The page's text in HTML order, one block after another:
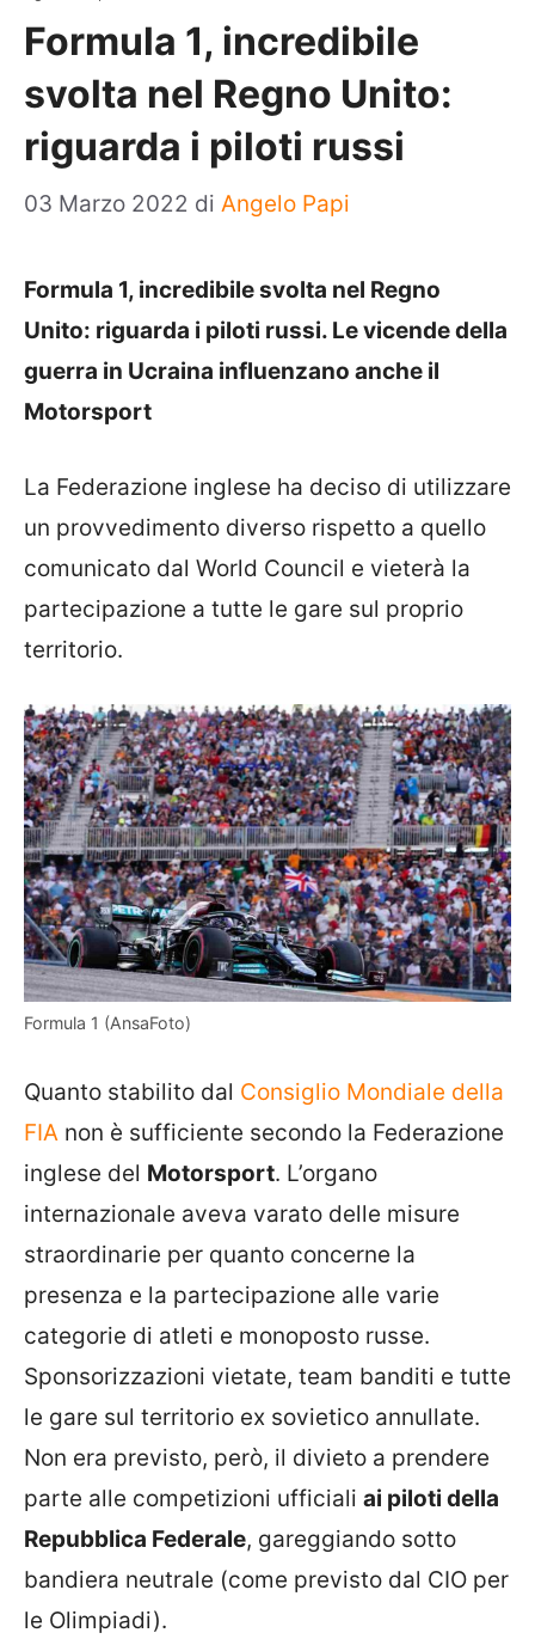
Formula 1, incredibile
svolta nel Regno Unito:
riguarda i piloti russi
03 Marzo 2022 di Angelo Papi
Formula 1, incredibile svolta nel Regno
Unito: riguarda i piloti russi. Le vicende della
guerra in Ucraina influenzano anche il
Motorsport
La Federazione inglese ha deciso di utilizzare
un provvedimento diverso rispetto a quello
comunicato dal World Council e vieterà la
partecipazione a tutte le gare sul proprio
territorio.
Formula 1 (AnsaFoto)
Quanto stabilito dal Consiglio Mondiale della
FIA non è sufficiente secondo la Federazione
inglese del Motorsport. L’organo
internazionale aveva varato delle misure
straordinarie per quanto concerne la
presenza e la partecipazione alle varie
categorie di atleti e monoposto russe.
Sponsorizzazioni vietate, team banditi e tutte
le gare sul territorio ex sovietico annullate.
Non era previsto, però, il divieto a prendere
parte alle competizioni ufficiali ai piloti della
Repubblica Federale, gareggiando sotto
bandiera neutrale (come previsto dal CIO per
le Olimpiadi).